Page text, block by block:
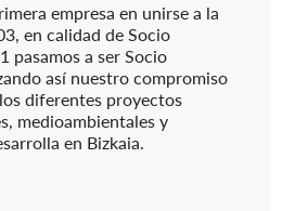
empresa en unirse a la
en calidad de Socio
pasamos a ser Socio
así nuestro compromiso
diferentes proyectos
medioambientales y
en Bizkaia.